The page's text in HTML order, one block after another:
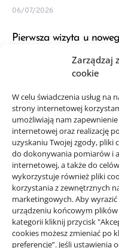
Zarządzaj
cookie
W celu świadczenia usług na
strony internetowej
umożliwiają nam
internetowej oraz realizację
uzyskaniu Twojej zgody, pliki
do dokonywania pomiarów i
internetowej, a także do
wykorzystuje również pliki
korzystania z zewnętrznych
marketingowych. Aby
urządzeniu końcowym
kategorii kliknij przycisk
cookies możesz zmieniać po
preferencje”. Jeśli
06/07/2026
Pierwsza wizyta u
JDG a VAT: kiedy
startem
21/06/2026
Projekty domów
wizytówki nap